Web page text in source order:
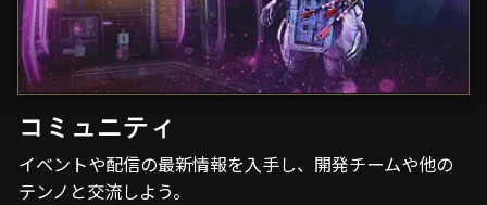
コミュニティ
イベントや配信の最新情報を入手し、開発チームや他の
テンノと交流しよう。